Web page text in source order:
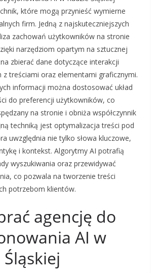
które mogą przynieść wymierne
firm. Jedną z najskuteczniejszych
zachowań użytkowników na stronie
narzędziom opartym na sztucznej
zbierać dane dotyczące interakcji
z treściami oraz elementami graficznymi.
informacji można dostosować układ
do preferencji użytkowników, co
na stronie i obniża współczynnik
techniką jest optymalizacja treści pod
uwzględnia nie tylko słowa kluczowe,
i kontekst. Algorytmy AI potrafią
wyszukiwania oraz przewidywać
co pozwala na tworzenie treści
potrzebom klientów.
agencję do
AI w